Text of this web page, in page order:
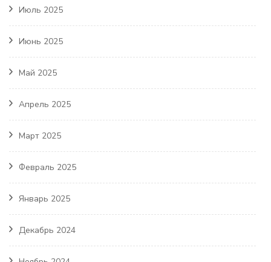
Июль 2025
Июнь 2025
Май 2025
Апрель 2025
Март 2025
Февраль 2025
Январь 2025
Декабрь 2024